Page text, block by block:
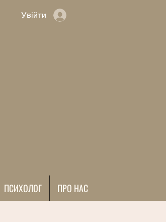
Увійти
ПСИХОЛОГ ПРО НАС